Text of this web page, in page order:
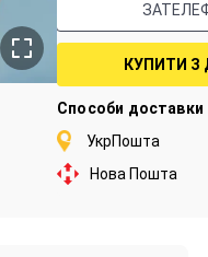
КУПИТИ З
Способи доставки
УкрПошта
Нова Пошта